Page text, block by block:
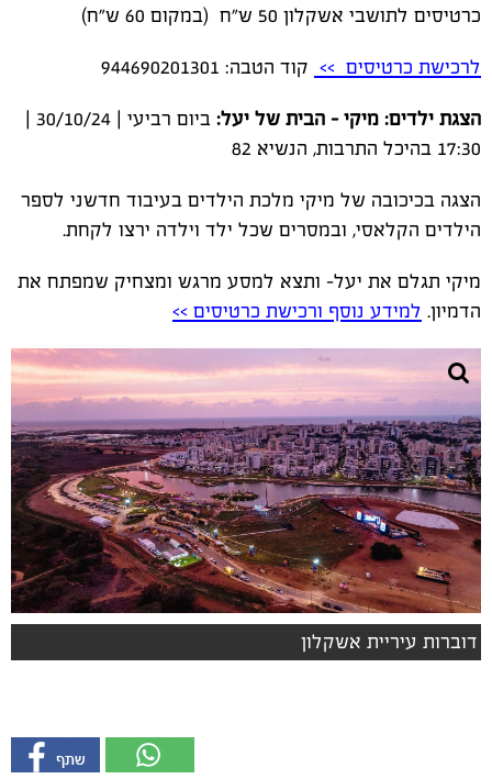
כרטיסים לתושבי אשקלון 50 ש"ח (במקום 60 ש"ח)
לרכישת כרטיסים >> קוד הטבה: 944690201301
הצגת ילדים: מיקי - הבית של יעל:
ביום רביעי | 30/10/24 |
17:30 בהיכל התרבות, הנשיא 82
הצגה בכיכובה של מיקי מלכת הילדים בעיבוד חדשני לספר
הילדים הקלאסי, ובמסרים שכל ילד וילדה ירצו לקחת.
מיקי תגלם את יעל- ותצא למסע מרגש ומצחיק שמפתח את
הדמיון. למידע נוסף ורכישת כרטיסים >>
דוברות עיריית אשקלון